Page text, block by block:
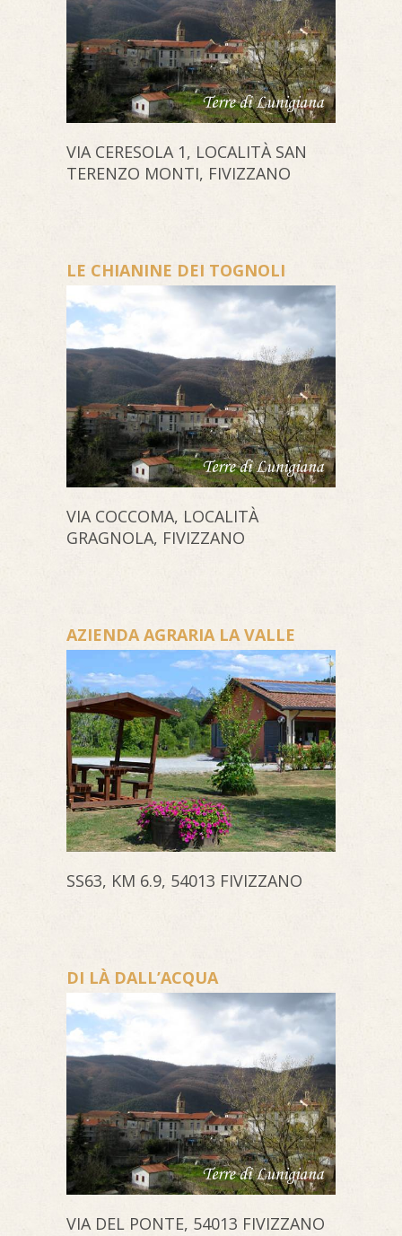
VIA CERESOLA 1, LOCALITÀ SAN
TERENZO MONTI, FIVIZZANO
LE CHIANINE DEI TOGNOLI
VIA COCCOMA, LOCALITÀ
GRAGNOLA, FIVIZZANO
AZIENDA AGRARIA LA VALLE
SS63, KM 6.9, 54013 FIVIZZANO
DI LÀ DALL’ACQUA
VIA DEL PONTE, 54013 FIVIZZANO